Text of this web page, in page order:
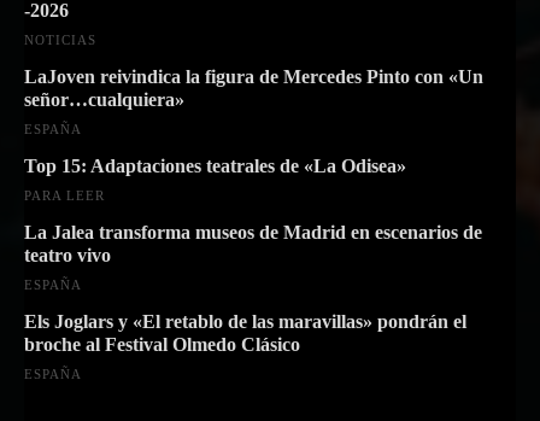
-2026
NOTICIAS
LaJoven reivindica la figura de Mercedes Pinto con «Un
señor…cualquiera»
ESPAÑA
Top 15: Adaptaciones teatrales de «La Odisea»
PARA LEER
La Jalea transforma museos de Madrid en escenarios de
teatro vivo
ESPAÑA
Els Joglars y «El retablo de las maravillas» pondrán el
broche al Festival Olmedo Clásico
ESPAÑA